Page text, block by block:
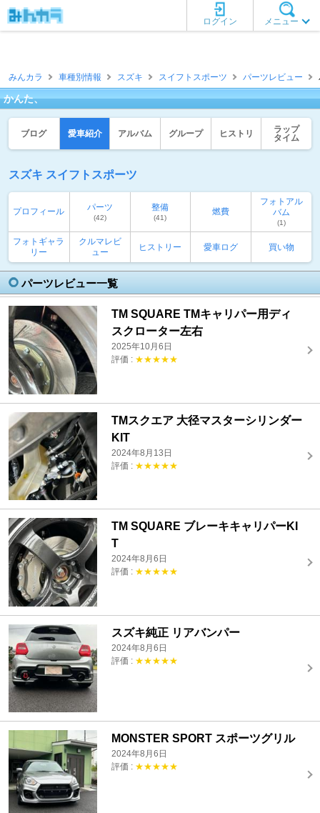
メニュー
ログイン
みんカラ 車種別情報 スズキ スイフトスポーツ パーツレビュー
かんた、
ブログ 愛車紹介 アルバム グループ ヒストリ
ラップ
タイム
スズキ スイフトスポーツ
プロフィール パーツ
(42)
整備
(41)
燃費
フォトアル
バム
(1)
フォトギャラ
リー
クルマレビ
ュー
ヒストリー 愛車ログ 買い物
パーツレビュー一覧
TM SQUARE TMキャリパー用ディ
スクローター左右
2025年10月6日
評価 : ★★★★★
TMスクエア 大径マスターシリンダー
KIT
2024年8月13日
評価 : ★★★★★
TM SQUARE ブレーキキャリパーKI
T
2024年8月6日
評価 : ★★★★★
スズキ純正 リアバンパー
2024年8月6日
評価 : ★★★★★
MONSTER SPORT スポーツグリル
2024年8月6日
評価 : ★★★★★